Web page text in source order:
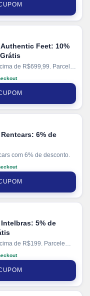
Feet: 10%
de R$699,99. Parcele
juros no cartão. Ganhe
via PIX. Ganhe +
site.
6% de
com 6% de desconto.
5% de
de R$199. Parcele
juros no cartão. Ganhe
via PIX.